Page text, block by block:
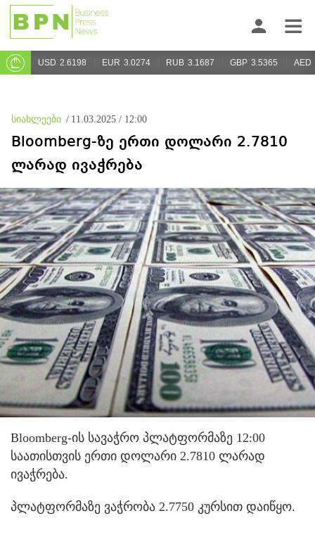
USD 2.6198 EUR 3.0274 RUB 3.1687 GBP 3.5365 AED
სიახლეები / 11.03.2025 / 12:00
Bloomberg-ზე ერთი დოლარი 2.7810
ლარად ივაჭრება
Bloomberg-ის სავაჭრო პლატფორმაზე 12:00
საათისთვის ერთი დოლარი 2.7810 ლარად
ივაჭრება.
პლატფორმაზე ვაჭრობა 2.7750 კურსით დაიწყო.